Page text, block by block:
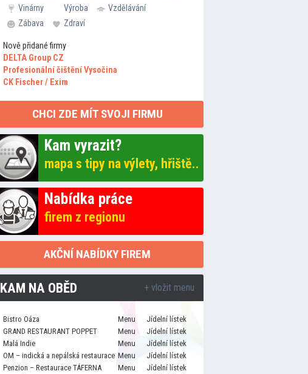
Vinárny
Výroba
Vzdělávání
Zábava
Zdraví
Nově přidané firmy
DELTA Group CZ
Profesionální čištění Vysočina
CK Fischer / Exim
CHCI ZDE MÍT SVOJI FIRMU
Kam vyrazit?
mapa s tipy na výlety, hřiště..
Nabídka práce
firem z regionu
AKČNÍ NABÍDKY FIREM
KAM NA OBĚD + vložit menu
Bistro Oáza Menu
Jídelní lístek
GRAND RESTAURANT POPPET
Menu
Jídelní lístek
Malá Indie
Menu
Jídelní lístek
OM – indická a nepálská restaurace Menu
Jídelní lístek
Penzion – Restaurace TÁFERNA
Menu
Jídelní lístek